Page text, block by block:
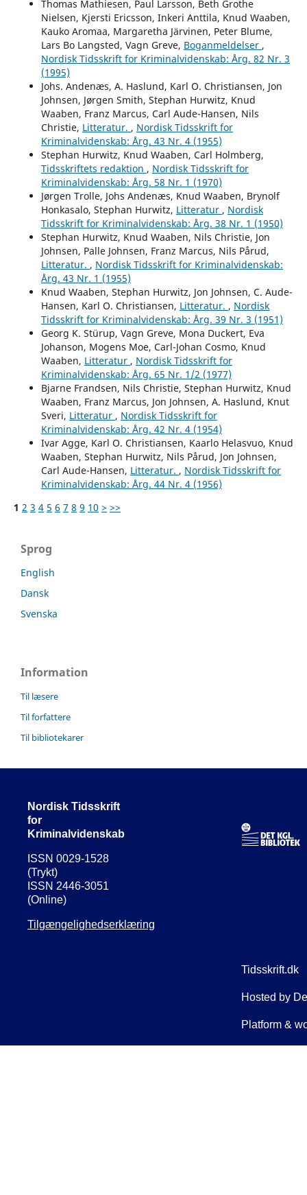
Thomas Mathiesen, Paul Larsson, Beth Grothe
Nielsen, Kjersti Ericsson, Inkeri Anttila, Knud Waaben,
Kauko Aromaa, Margaretha Järvinen, Peter Blume,
Lars Bo Langsted, Vagn Greve, Boganmeldelser ,
Nordisk Tidsskrift for Kriminalvidenskab: Årg. 82 Nr. 3
(1995)
Johs. Andenæs, A. Haslund, Karl O. Christiansen, Jon
Johnsen, Jørgen Smith, Stephan Hurwitz, Knud
Waaben, Franz Marcus, Carl Aude-Hansen, Nils
Christie, Litteratur. , Nordisk Tidsskrift for
Kriminalvidenskab: Årg. 43 Nr. 4 (1955)
Stephan Hurwitz, Knud Waaben, Carl Holmberg,
Tidsskriftets redaktion , Nordisk Tidsskrift for
Kriminalvidenskab: Årg. 58 Nr. 1 (1970)
Jørgen Trolle, Johs Andenæs, Knud Waaben, Brynolf
Honkasalo, Stephan Hurwitz, Litteratur , Nordisk
Tidsskrift for Kriminalvidenskab: Årg. 38 Nr. 1 (1950)
Stephan Hurwitz, Knud Waaben, Nils Christie, Jon
Johnsen, Palle Johnsen, Franz Marcus, Nils Pårud,
Litteratur. , Nordisk Tidsskrift for Kriminalvidenskab:
Årg. 43 Nr. 1 (1955)
Knud Waaben, Stephan Hurwitz, Jon Johnsen, C. Aude-
Hansen, Karl O. Christiansen, Litteratur. , Nordisk
Tidsskrift for Kriminalvidenskab: Årg. 39 Nr. 3 (1951)
Georg K. Stürup, Vagn Greve, Mona Duckert, Eva
Johanson, Mogens Moe, Carl-Johan Cosmo, Knud
Waaben, Litteratur , Nordisk Tidsskrift for
Kriminalvidenskab: Årg. 65 Nr. 1/2 (1977)
Bjarne Frandsen, Nils Christie, Stephan Hurwitz, Knud
Waaben, Franz Marcus, Jon Johnsen, A. Haslund, Knut
Sveri, Litteratur , Nordisk Tidsskrift for
Kriminalvidenskab: Årg. 42 Nr. 4 (1954)
Ivar Agge, Karl O. Christiansen, Kaarlo Helasvuo, Knud
Waaben, Stephan Hurwitz, Nils Pårud, Jon Johnsen,
Carl Aude-Hansen, Litteratur. , Nordisk Tidsskrift for
Kriminalvidenskab: Årg. 44 Nr. 4 (1956)
1 2 3 4 5 6 7 8 9 10 > >>
Sprog
English
Dansk
Svenska
Information
Til læsere
Til forfattere
Til bibliotekarer
Nordisk Tidsskrift
for
Kriminalvidenskab
ISSN 0029-1528
(Trykt)
ISSN 2446-3051
(Online)
Tilgængelighedserklæring